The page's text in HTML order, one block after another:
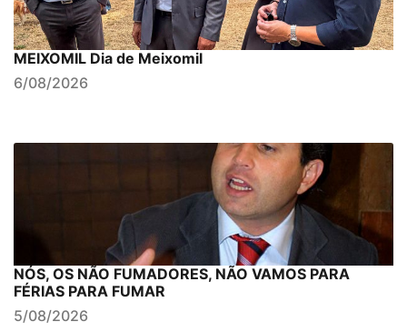
MEIXOMIL Dia de Meixomil
6/08/2026
NÓS, OS NÃO FUMADORES, NÃO VAMOS PARA
FÉRIAS PARA FUMAR
5/08/2026